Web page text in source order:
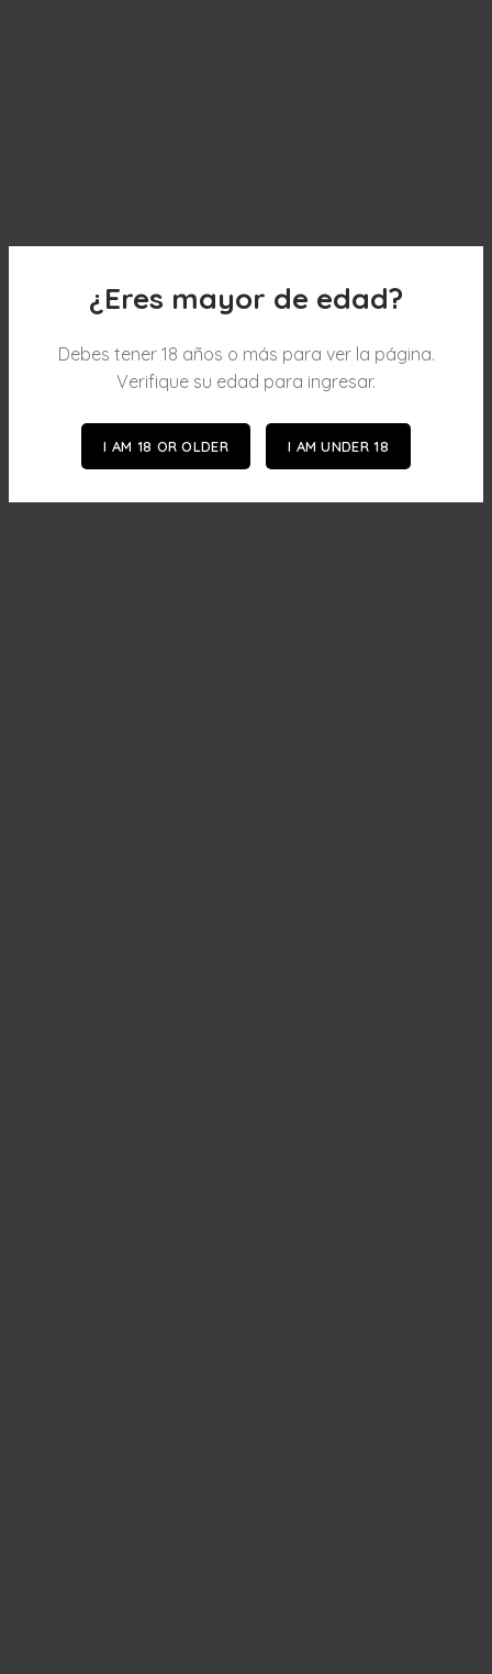
¿Eres mayor de edad?
Debes tener 18 años o más para ver la página.
Verifique su edad para ingresar.
I AM 18 OR OLDER I AM UNDER 18